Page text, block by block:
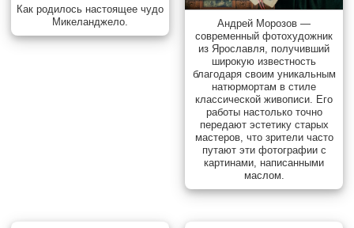
Как родилось настоящее чудо
Микеланджело.
Андрей Морозов —
современный фотохудожник
из Ярославля, получивший
широкую известность
благодаря своим уникальным
натюрмортам в стиле
классической живописи. Его
работы настолько точно
передают эстетику старых
мастеров, что зрители часто
путают эти фотографии с
картинами, написанными
маслом.